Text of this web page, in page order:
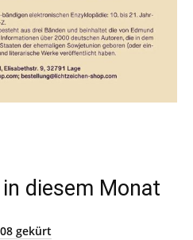
diesem Monat
gekürt